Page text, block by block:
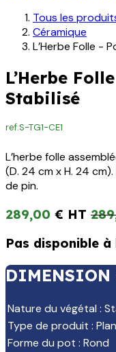
Tous les
Céramique
L’Herbe Folle -
L’Herbe
Stabilisé
ref.S-TG1-CE1
L’herbe folle
(D. 24 cm x H. 24
de pin.
289,00 €
Pas disponible
DIMENSION
Nature du végétal :
Type de produit :
Forme du pot : Rond